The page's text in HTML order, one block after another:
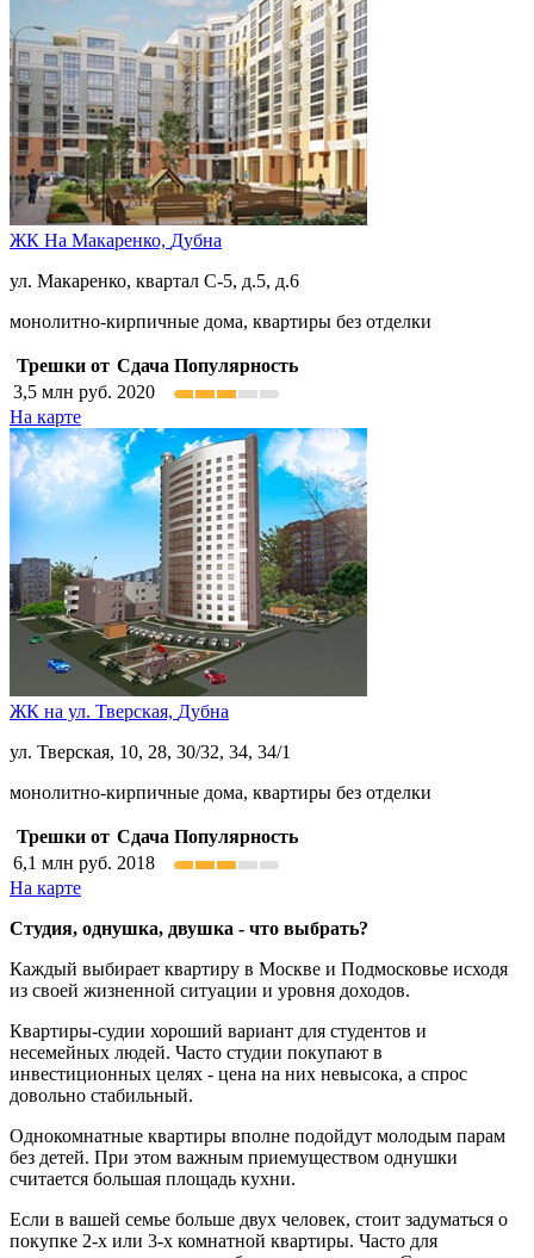
ЖК На Макаренко, Дубна
ул. Макаренко, квартал С-5, д.5, д.6
монолитно-кирпичные дома, квартиры без отделки
Трешки от Сдача Популярность
3,5 млн руб. 2020
На карте
ЖК на ул. Тверская, Дубна
ул. Тверская, 10, 28, 30/32, 34, 34/1
монолитно-кирпичные дома, квартиры без отделки
Трешки от Сдача Популярность
6,1 млн руб. 2018
На карте
Студия, однушка, двушка - что выбрать?
Каждый выбирает квартиру в Москве и Подмосковье исходя
из своей жизненной ситуации и уровня доходов.
Квартиры-судии хороший вариант для студентов и
несемейных людей. Часто студии покупают в
инвестиционных целях - цена на них невысока, а спрос
довольно стабильный.
Однокомнатные квартиры вполне подойдут молодым парам
без детей. При этом важным приемуществом однушки
считается большая площадь кухни.
Если в вашей семье больше двух человек, стоит задуматься о
покупке 2-х или 3-х комнатной квартиры. Часто для